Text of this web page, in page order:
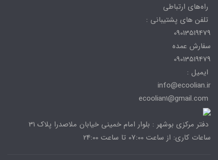
راه‌های ارتباطی
تلفن های پشتیبانی :
09013519479
سفارش عمده
09013519479
ایمیل :
info@ecoolian.ir
دفتر مرکزی بوشهر : بلوار امام خمینی خیابان ملاصدرا پلاک 31
ساعات کاری: از ساعت 07:00 تا ساعت 24:00